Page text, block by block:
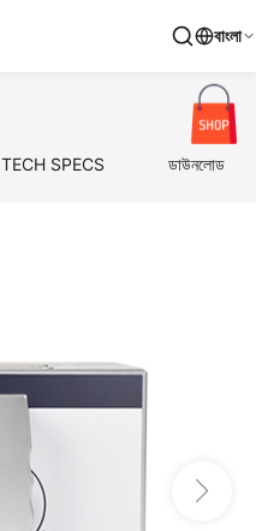
বাংলা
TECH SPECS ডাউনলোড